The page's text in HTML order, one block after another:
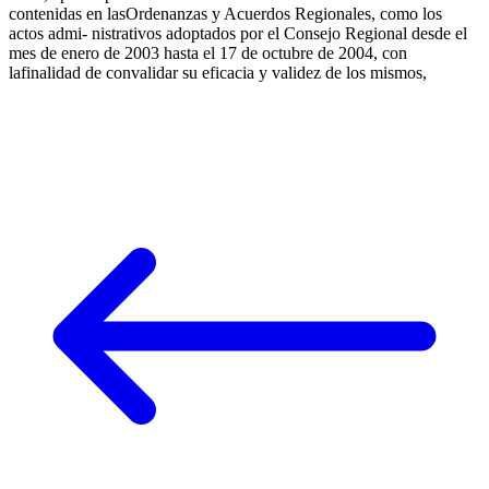
contenidas en lasOrdenanzas y Acuerdos Regionales, como los
actos admi- nistrativos adoptados por el Consejo Regional desde el
mes de enero de 2003 hasta el 17 de octubre de 2004, con
lafinalidad de convalidar su eficacia y validez de los mismos,